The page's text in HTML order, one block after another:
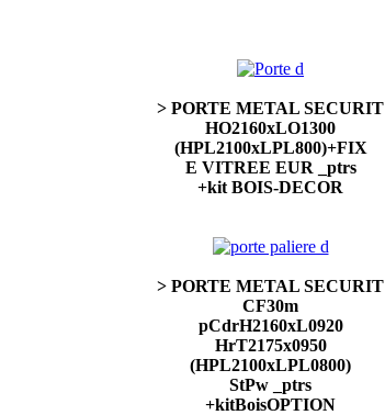
> PORTE METAL SECURIT
HO2160xLO1300
(HPL2100xLPL800)+FIX
E VITREE EUR _ptrs
+kit BOIS-DECOR
> PORTE METAL SECURIT
CF30m
pCdrH2160xL0920
HrT2175x0950
(HPL2100xLPL0800)
StPw _ptrs
+kitBoisOPTION